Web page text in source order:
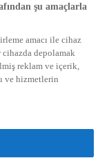
şu amaçlarla
amacı ile cihaz
depolamak
reklam ve içerik,
ve hizmetlerin